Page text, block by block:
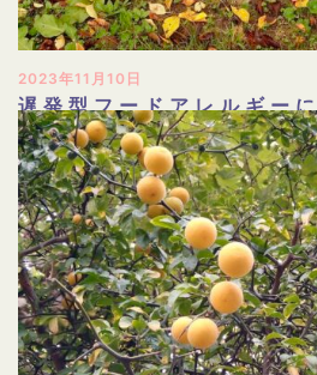
2023年11月10日
遅発型フードアレルギー